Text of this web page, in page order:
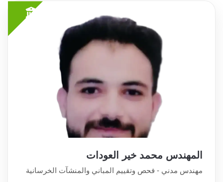
المهندس محمد خير العودات
مهندس مدني - فحص وتقييم المباني والمنشآت الخرسانية